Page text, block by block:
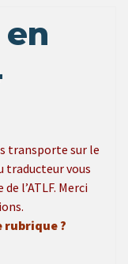
transporte sur le
traducteur vous
l’ATLF. Merci
rubrique ?